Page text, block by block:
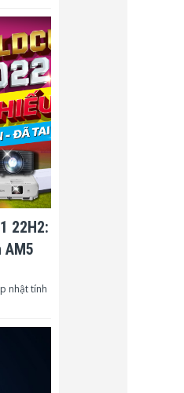
Dây
22H2:
AM5
nhật tính